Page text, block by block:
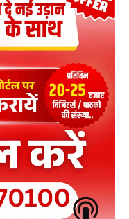
करने वाले गिरोह का
ने कांवड़ मार्ग पर